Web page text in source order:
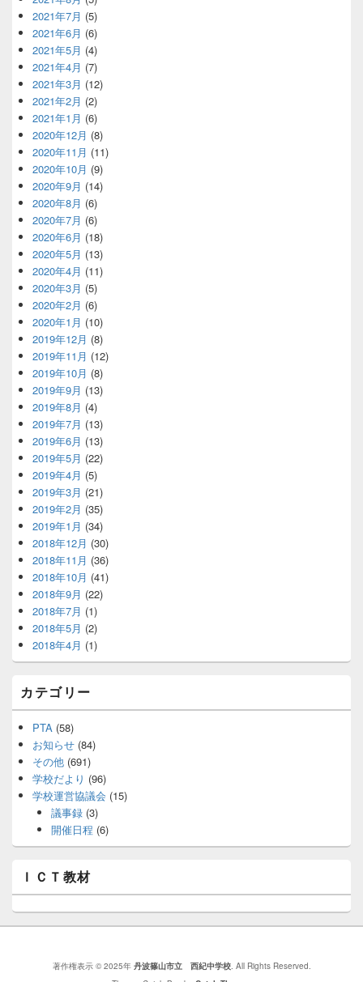
2021年7月 (5)
2021年6月 (6)
2021年5月 (4)
2021年4月 (7)
2021年3月 (12)
2021年2月 (2)
2021年1月 (6)
2020年12月 (8)
2020年11月 (11)
2020年10月 (9)
2020年9月 (14)
2020年8月 (6)
2020年7月 (6)
2020年6月 (18)
2020年5月 (13)
2020年4月 (11)
2020年3月 (5)
2020年2月 (6)
2020年1月 (10)
2019年12月 (8)
2019年11月 (12)
2019年10月 (8)
2019年9月 (13)
2019年8月 (4)
2019年7月 (13)
2019年6月 (13)
2019年5月 (22)
2019年4月 (5)
2019年3月 (21)
2019年2月 (35)
2019年1月 (34)
2018年12月 (30)
2018年11月 (36)
2018年10月 (41)
2018年9月 (22)
2018年7月 (1)
2018年5月 (2)
2018年4月 (1)
カテゴリー
PTA (58)
お知らせ (84)
その他 (691)
学校だより (96)
学校運営協議会 (15)
議事録(3)
開催日程 (6)
ＩＣＴ教材
著作権表示 © 2025年 丹波篠山市立 西紀中学校. All Rights Reserved.